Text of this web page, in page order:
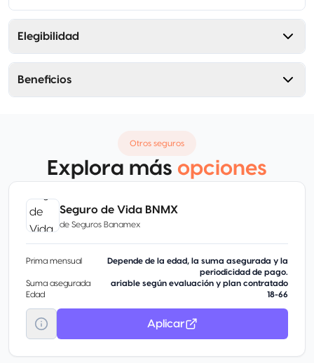
Elegibilidad
Beneficios
Otros seguros
Explora más opciones
Seguro de Vida BNMX
de Seguros Banamex
Prima mensual
Depende de la edad, la suma asegurada y la
periodicidad de pago.
Suma asegurada
ariable según evaluación y plan contratado
Edad
18-66
Aplicar